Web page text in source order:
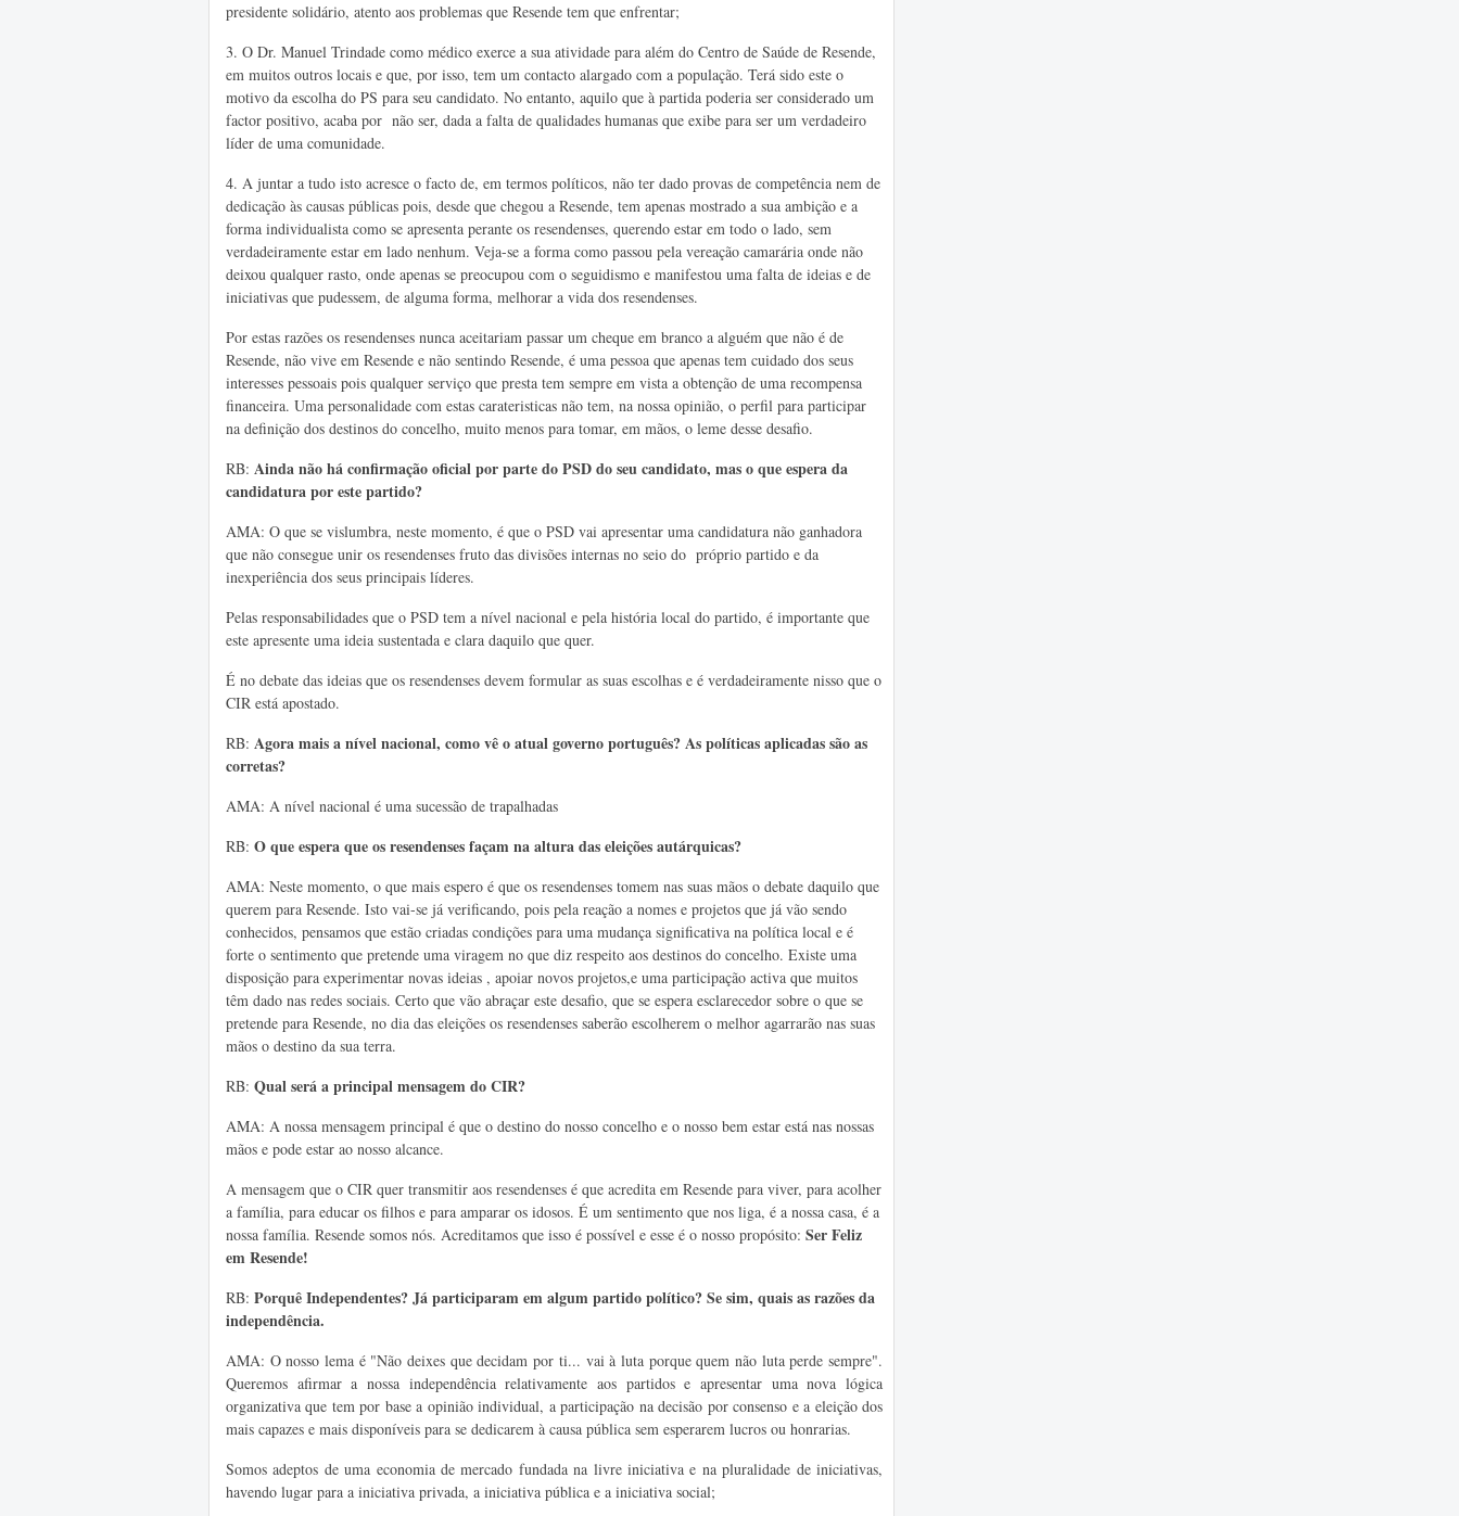
presidente solidário, atento aos problemas que Resende tem que enfrentar;
3. O Dr. Manuel Trindade como médico exerce a sua atividade para além do Centro de Saúde de Resende,
em muitos outros locais e que, por isso, tem um contacto alargado com a população. Terá sido este o
motivo da escolha do PS para seu candidato. No entanto, aquilo que à partida poderia ser considerado um
factor positivo, acaba por não ser, dada a falta de qualidades humanas que exibe para ser um verdadeiro
líder de uma comunidade.
4. A juntar a tudo isto acresce o facto de, em termos políticos, não ter dado provas de competência nem de
dedicação às causas públicas pois, desde que chegou a Resende, tem apenas mostrado a sua ambição e a
forma individualista como se apresenta perante os resendenses, querendo estar em todo o lado, sem
verdadeiramente estar em lado nenhum. Veja-se a forma como passou pela vereação camarária onde não
deixou qualquer rasto, onde apenas se preocupou com o seguidismo e manifestou uma falta de ideias e de
iniciativas que pudessem, de alguma forma, melhorar a vida dos resendenses.
Por estas razões os resendenses nunca aceitariam passar um cheque em branco a alguém que não é de
Resende, não vive em Resende e não sentindo Resende, é uma pessoa que apenas tem cuidado dos seus
interesses pessoais pois qualquer serviço que presta tem sempre em vista a obtenção de uma recompensa
financeira. Uma personalidade com estas carateristicas não tem, na nossa opinião, o perfil para participar
na definição dos destinos do concelho, muito menos para tomar, em mãos, o leme desse desafio.
RB: Ainda não há confirmação oficial por parte do PSD do seu candidato, mas o que espera da
candidatura por este partido?
AMA: O que se vislumbra, neste momento, é que o PSD vai apresentar uma candidatura não ganhadora
que não consegue unir os resendenses fruto das divisões internas no seio do próprio partido e da
inexperiência dos seus principais líderes.
Pelas responsabilidades que o PSD tem a nível nacional e pela história local do partido, é importante que
este apresente uma ideia sustentada e clara daquilo que quer.
É no debate das ideias que os resendenses devem formular as suas escolhas e é verdadeiramente nisso que o
CIR está apostado.
RB: Agora mais a nível nacional, como vê o atual governo português? As políticas aplicadas são as
corretas?
AMA: A nível nacional é uma sucessão de trapalhadas
RB: Oque espera que os resendenses façam na altura das eleições autárquicas?
AMA: Neste momento, o que mais espero é que os resendenses tomem nas suas mãos o debate daquilo que
querem para Resende. Isto vai-se já verificando, pois pela reação a nomes e projetos que já vão sendo
conhecidos, pensamos que estão criadas condições para uma mudança significativa na política local e é
forte o sentimento que pretende uma viragem no que diz respeito aos destinos do concelho. Existe uma
disposição para experimentar novas ideias , apoiar novos projetos,e uma participação activa que muitos
têm dado nas redes sociais. Certo que vão abraçar este desafio, que se espera esclarecedor sobre o que se
pretende para Resende, no dia das eleições os resendenses saberão escolherem o melhor agarrarão nas suas
mãos o destino da sua terra.
RB: Qual será a principal mensagem do CIR?
AMA: A nossa mensagem principal é que o destino do nosso concelho e o nosso bem estar está nas nossas
mãos e pode estar ao nosso alcance.
A mensagem que o CIR quer transmitir aos resendenses é que acredita em Resende para viver, para acolher
a família, para educar os filhos e para amparar os idosos. É um sentimento que nos liga, é a nossa casa, é a
nossa família. Resende somos nós. Acreditamos que isso é possível e esse é o nosso propósito: Ser Feliz
em Resende!
RB: Porquê Independentes? Já participaram em algum partido político? Se sim, quais as razões da
independência.
AMA: O nosso lema é "Não deixes que decidam por ti... vai à luta porque quem não luta perde sempre".
Queremos afirmar a nossa independência relativamente aos partidos e apresentar uma nova lógica
organizativa que tem por base a opinião individual, a participação na decisão por consenso e a eleição dos
mais capazes e mais disponíveis para se dedicarem à causa pública sem esperarem lucros ou honrarias.
Somos adeptos de uma economia de mercado fundada na livre iniciativa e na pluralidade de iniciativas,
havendo lugar para a iniciativa privada, a iniciativa pública e a iniciativa social;